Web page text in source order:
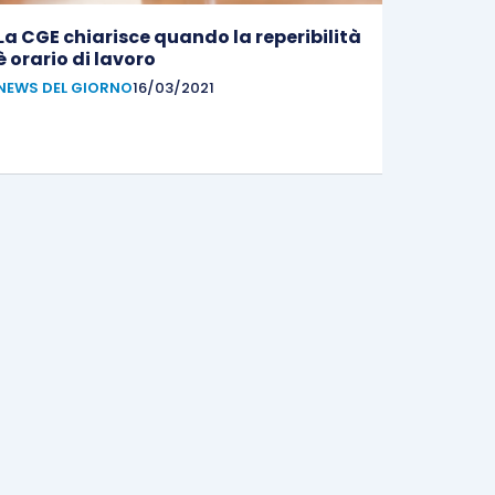
CGE chiarisce quando la reperibilità
orario di lavoro
DEL GIORNO16/03/2021